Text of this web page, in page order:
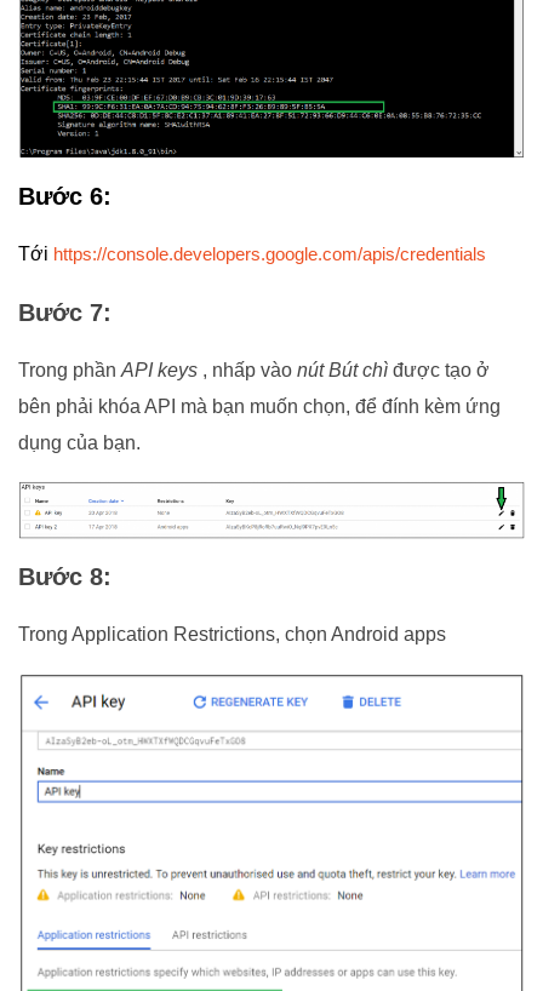
Bước 6:
Tới https://console.developers.google.com/apis/credentials
Bước 7:
Trong phần API keys , nhấp vào nút Bút chì được tạo ở
bên phải khóa API mà bạn muốn chọn, để đính kèm ứng
dụng của bạn.
Bước 8:
Trong Application Restrictions, chọn Android apps